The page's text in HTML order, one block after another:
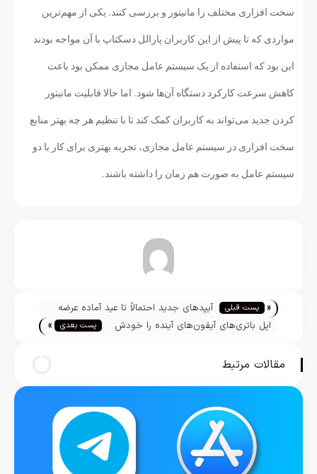
سخت افزاری مختلف را مانیتور و بررسی کنند. یکی از مهم‌ترین
مواردی که تا پیش از این کاربران پارالل دسکتاپ با آن مواجه بودند
این بود که استفاده از یک سیستم عامل مجازی ممکن بود باعث
کاهش سرعت کارکرد دستگاه آن‌ها شود. اما حالا قابلیت مانیتور
کردن جدید می‌تواند به کاربران کمک کند تا با تنظیم هر چه بهتر منابع
سخت افزاری در سیستم عامل مجازی، تجربه بهتری برای کار با دو
سیستم عامل به صورت هم زمان را داشته باشند.
تیم تحریریه « پست قبلی
آیپدهای جدید احتمالاً تا عید آماده عرضه
خواهند شد
اپل باتری‌های آیفون‌های آینده را خودش
پست بعدی »
مقالات مرتبط